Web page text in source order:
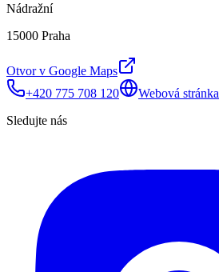
Nádražní
15000 Praha
Otvor v Google Maps
+420 775 708 120
Webová stránka
Sledujte nás